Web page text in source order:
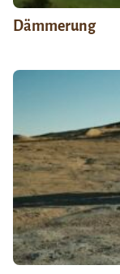
Dämmerung